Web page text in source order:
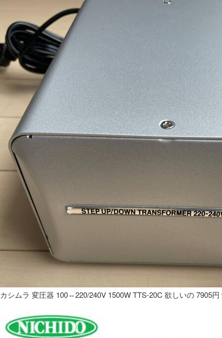
カシムラ 変圧器 100⇔220/240V 1500W TTS-20C 欲しいの 7905円